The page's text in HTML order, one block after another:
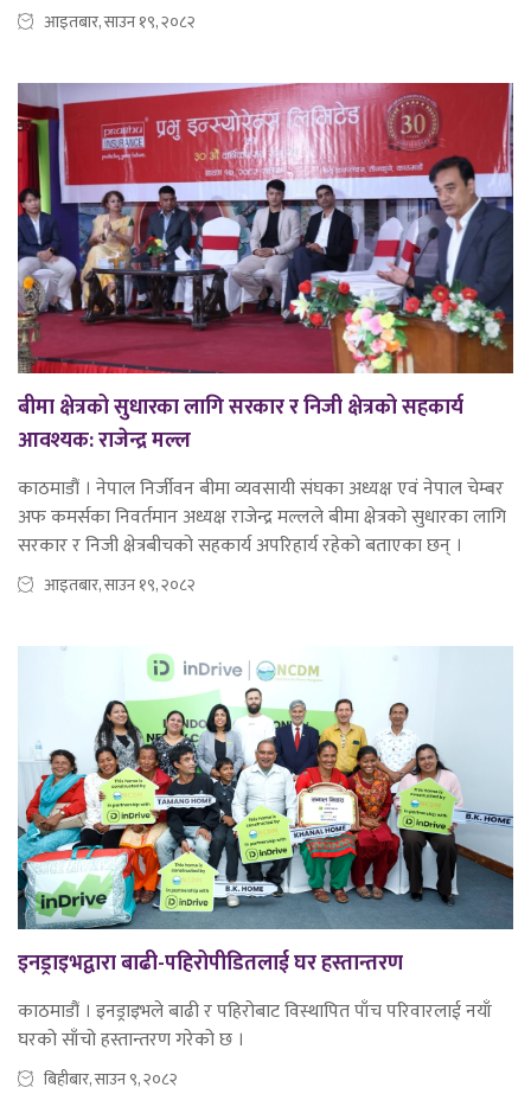
आइतबार, साउन १९, २०८२
बीमा क्षेत्रको सुधारका लागि सरकार र निजी क्षेत्रको सहकार्य
आवश्यक: राजेन्द्र मल्ल
काठमाडौं । नेपाल निर्जीवन बीमा व्यवसायी संघका अध्यक्ष एवं नेपाल चेम्बर
अफ कमर्सका निवर्तमान अध्यक्ष राजेन्द्र मल्लले बीमा क्षेत्रको सुधारका लागि
सरकार र निजी क्षेत्रबीचको सहकार्य अपरिहार्य रहेको बताएका छन् ।
आइतबार, साउन १९, २०८२
इनड्राइभद्वारा बाढी-पहिरोपीडितलाई घर हस्तान्तरण
काठमाडौं । इनड्राइभले बाढी र पहिरोबाट विस्थापित पाँच परिवारलाई नयाँ
घरको साँचो हस्तान्तरण गरेको छ ।
बिहीबार, साउन ९, २०८२